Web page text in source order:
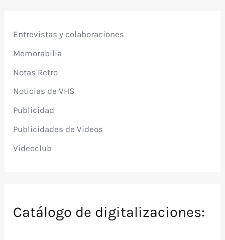
Entrevistas y colaboraciones
Memorabilia
Notas Retro
Noticias de VHS
Publicidad
Publicidades de Videos
Videoclub
Catálogo de digitalizaciones: